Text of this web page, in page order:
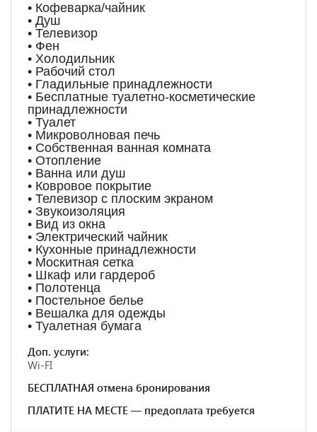
• Кофеварка/чайник
• Душ
• Телевизор
• Фен
• Холодильник
• Рабочий стол
• Гладильные принадлежности
• Бесплатные туалетно-косметические
принадлежности
• Туалет
• Микроволновая печь
• Собственная ванная комната
• Отопление
• Ванна или душ
• Ковровое покрытие
• Телевизор с плоским экраном
• Звукоизоляция
• Вид из окна
• Электрический чайник
• Кухонные принадлежности
• Москитная сетка
• Шкаф или гардероб
• Полотенца
• Постельное белье
• Вешалка для одежды
• Туалетная бумага
Доп. услуги:
Wi-FI
БЕСПЛАТНАЯ отмена бронирования
ПЛАТИТЕ НА МЕСТЕ — предоплата требуется